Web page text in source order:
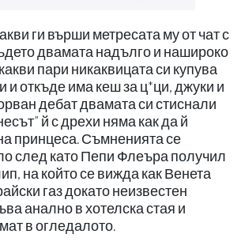
ги върши метресата му от чат с
двамата надълго и нашироко
пари никаквицата си купува
и откъде има кеш за ц*ци, джуки и
дебат двамата си стиснали
й с дрехи няма как да й
принцеса. Съмненията се
след като Пепи Флеъра получил
на който се вижда как Венета
газ докато неизвестен
анално в хотелска стая и
в огледалото.